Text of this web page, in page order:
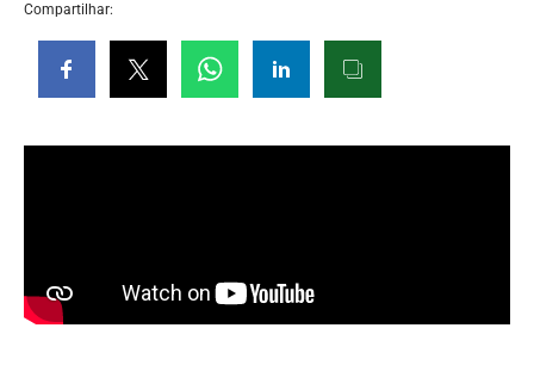
Compartilhar: